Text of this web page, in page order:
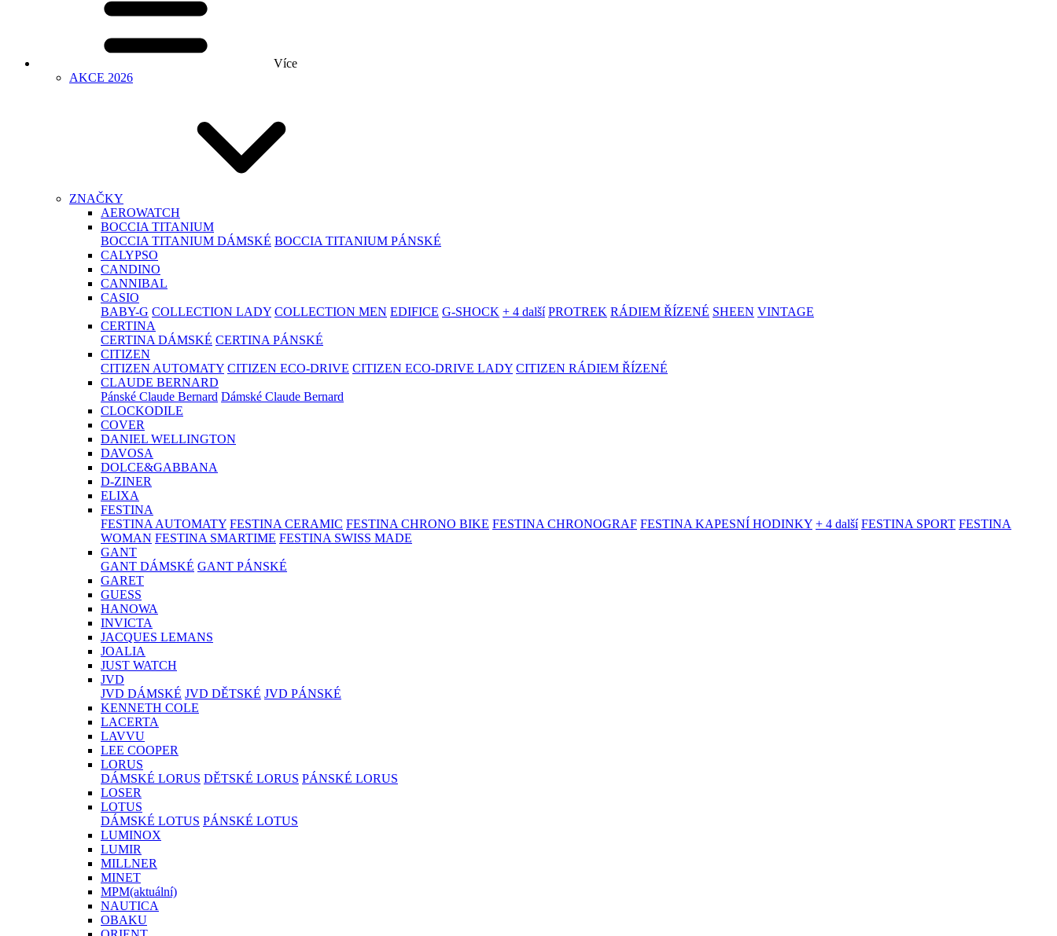
Více
AKCE 2026
ZNAČKY
AEROWATCH
BOCCIA TITANIUM
BOCCIA TITANIUM DÁMSKÉ BOCCIA TITANIUM PÁNSKÉ
CALYPSO
CANDINO
CANNIBAL
CASIO
BABY-G COLLECTION LADY COLLECTION MEN EDIFICE G-SHOCK + 4 další PROTREK RÁDIEM ŘÍZENÉ SHEEN VINTAGE
CERTINA
CERTINA DÁMSKÉ CERTINA PÁNSKÉ
CITIZEN
CITIZEN AUTOMATY CITIZEN ECO-DRIVE CITIZEN ECO-DRIVE LADY CITIZEN RÁDIEM ŘÍZENÉ
CLAUDE BERNARD
Pánské Claude Bernard Dámské Claude Bernard
CLOCKODILE
COVER
DANIEL WELLINGTON
DAVOSA
DOLCE&GABBANA
D-ZINER
ELIXA
FESTINA
FESTINA AUTOMATY FESTINA CERAMIC FESTINA CHRONO BIKE FESTINA CHRONOGRAF FESTINA KAPESNÍ HODINKY + 4 další FESTINA SPORT FESTINA
WOMAN FESTINA SMARTIME FESTINA SWISS MADE
GANT
GANT DÁMSKÉ GANT PÁNSKÉ
GARET
GUESS
HANOWA
INVICTA
JACQUES LEMANS
JOALIA
JUST WATCH
JVD
JVD DÁMSKÉ JVD DĚTSKÉ JVD PÁNSKÉ
KENNETH COLE
LACERTA
LAVVU
LEE COOPER
LORUS
DÁMSKÉ LORUS DĚTSKÉ LORUS PÁNSKÉ LORUS
LOSER
LOTUS
DÁMSKÉ LOTUS PÁNSKÉ LOTUS
LUMINOX
LUMIR
MILLNER
MINET
MPM(aktuální)
NAUTICA
OBAKU